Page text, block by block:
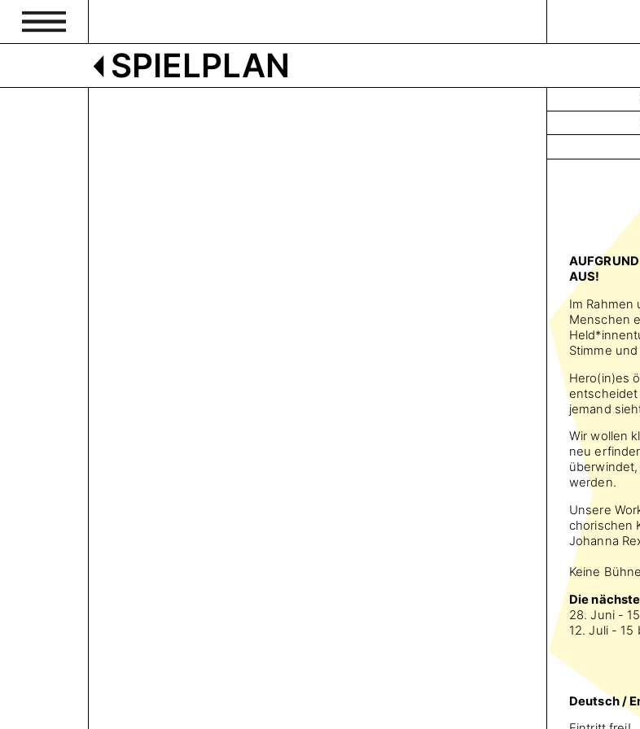
SPIELPLAN
AUS!
Im
Menschen
Stimme
Hero(in)es
entscheidet
jemand
Wir wollen
neu
werden.
Unsere
chorischen
Johanna
Keine
Die
28. Juni -
12. Juli - 15
Deutsch /